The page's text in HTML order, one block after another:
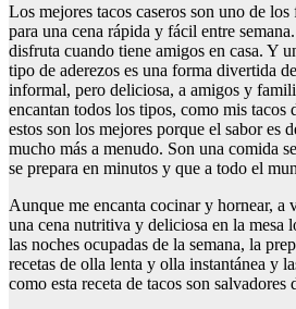
Los mejores tacos caseros son uno de
para una cena rápida y fácil entre
disfruta cuando tiene amigos en casa. Y
tipo de aderezos es una forma divertida
informal, pero deliciosa, a amigos y
encantan todos los tipos, como mis tacos
estos son los mejores porque el sabor es
mucho más a menudo. Son una comida
se prepara en minutos y que a todo el
Aunque me encanta cocinar y hornear, a
una cena nutritiva y deliciosa en la mesa
las noches ocupadas de la semana, la
recetas de olla lenta y olla instantánea y
como esta receta de tacos son salvadores